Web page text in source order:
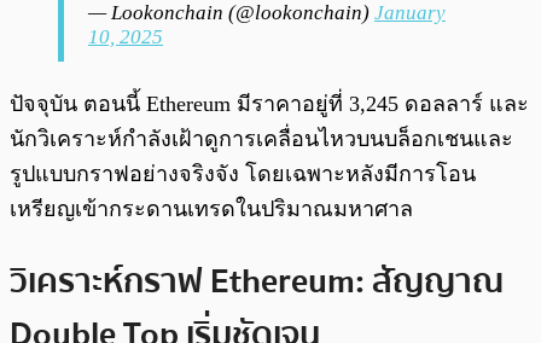
— Lookonchain (@lookonchain) January
10, 2025
ปัจจุบัน ตอนนี้ Ethereum มีราคาอยู่ที่ 3,245 ดอลลาร์ และ
นักวิเคราะห์กำลังเฝ้าดูการเคลื่อนไหวบนบล็อกเชนและ
รูปแบบกราฟอย่างจริงจัง โดยเฉพาะหลังมีการโอน
เหรียญเข้ากระดานเทรดในปริมาณมหาศาล
วิเคราะห์กราฟ Ethereum: สัญญาณ